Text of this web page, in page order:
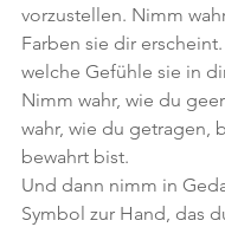
vorzustellen. Nimm
Farben sie dir
welche Gefühle sie in
Nimm wahr, wie du
wahr, wie du getragen,
bewahrt bist.
Und dann nimm in
Symbol zur Hand, das